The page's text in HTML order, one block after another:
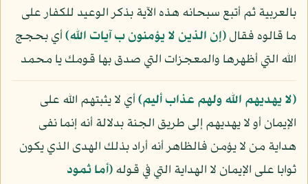
بالعربية ثم أتبع سبحانه هذه الآية بذكر الوعيد للكفار على
ما قالوه فقال﴿إن الذين لا يؤمنون ب آيات الله﴾أي بحجج
الله التي أظهرها والمعجزات التي صدق بها قومك يا محمد
﴿لا يهديهم الله ولهم عذاب أليم﴾أي لا يثبتهم الله على
الإيمان أو لا يهديهم إلى طريق الجنة بدلالة أنه إنما نفى
هداية من لا يؤمن فالظاهر أنه أراد بذلك الهدى الذي يكون
ثوابا على الإيمان لا الهداية التي في قوله﴿أما ثمود